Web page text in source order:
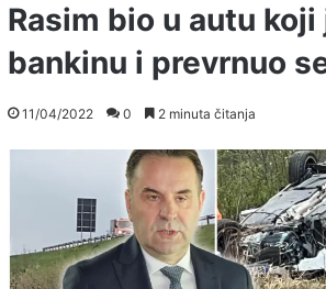
Rasim bio u autu
bankinu i prevrnuo
11/04/2022 0 2 minuta čitanja